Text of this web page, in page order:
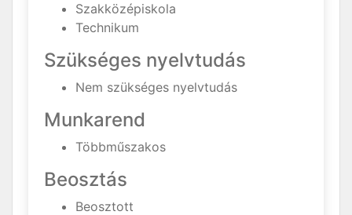
Szakközépiskola
Technikum
Szükséges nyelvtudás
Nem szükséges nyelvtudás
Munkarend
Többműszakos
Beosztás
Beosztott